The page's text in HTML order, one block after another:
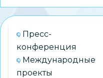
России
дни
Пресс-
конференция
Международные
проекты